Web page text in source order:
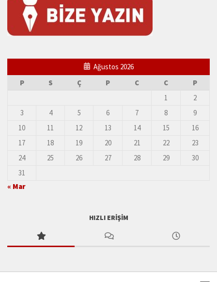
Ağustos 2026
P
S Ç P C C
P
1
2
3
4 5 6 7 8
9
10
11 12 13 14 15
16
17
18 19 20 21 22
23
24
25 26 27 28 29
30
31
« Mar
HIZLI ERIŞIM